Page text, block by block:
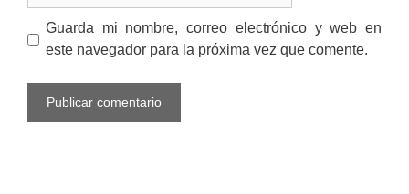
Guarda mi nombre, correo electrónico y web en
este navegador para la próxima vez que comente.